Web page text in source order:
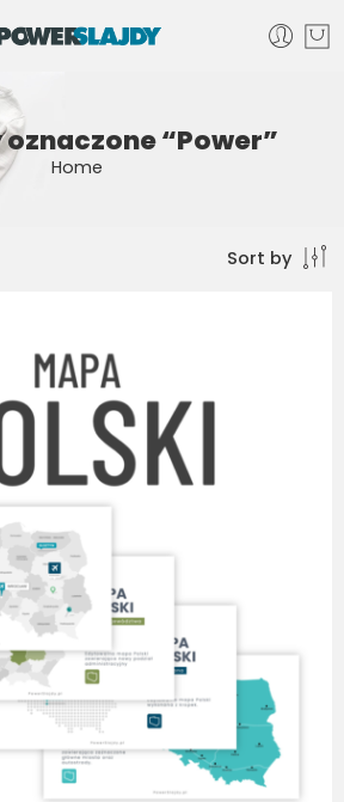
“Power”
Home
Sort by